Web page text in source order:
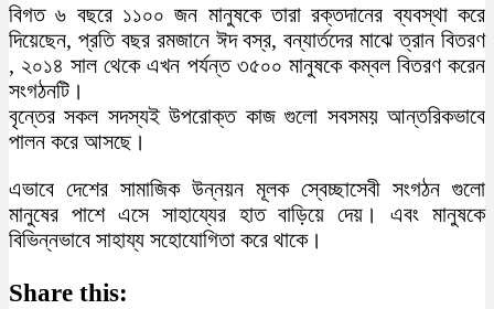
বিগত ৬ বছরে ১১০০ জন মানুষকে তারা রক্তদানের ব্যবস্থা করে
দিয়েছেন, প্রতি বছর রমজানে ঈদ বস্র, বন্যার্তদের মাঝে ত্রান বিতরণ
, ২০১৪ সাল থেকে এখন পর্যন্ত ৩৫০০ মানুষকে কম্বল বিতরণ করেন
সংগঠনটি।
বৃন্তের সকল সদস্যই উপরোক্ত কাজ গুলো সবসময় আন্তরিকভাবে
পালন করে আসছে।
এভাবে দেশের সামাজিক উন্নয়ন মূলক স্বেচ্ছাসেবী সংগঠন গুলো
মানুষের পাশে এসে সাহায্যের হাত বাড়িয়ে দেয়। এবং মানুষকে
বিভিন্নভাবে সাহায্য সহোযোগিতা করে থাকে।
Share this: